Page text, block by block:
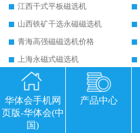
江西干式平板磁选机
山西铁矿干选永磁磁选机
青海高强磁磁选机价格
上海永磁式磁选机
湿式磁选机的后期维护要避开哪些坑
干式磁选机的技术标准有哪些
平板磁选机运行视频
永磁高梯度平板磁选机
华体会手机网
页版-华体会(中
国)
产品中心